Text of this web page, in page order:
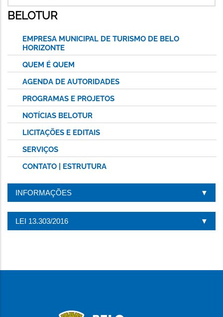
BELOTUR
EMPRESA MUNICIPAL DE TURISMO DE BELO
HORIZONTE
QUEM É QUEM
AGENDA DE AUTORIDADES
PROGRAMAS E PROJETOS
NOTÍCIAS BELOTUR
LICITAÇÕES E EDITAIS
SERVIÇOS
CONTATO | ESTRUTURA
INFORMAÇÕES
LEI 13.303/2016